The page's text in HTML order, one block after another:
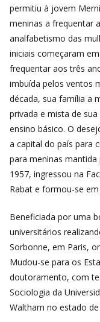
permitiu à jovem
meninas a frequentar
analfabetismo das
iniciais começaram
frequentar aos três
imbuída pelos ventos
década, sua família a
privada e mista de
ensino básico. O
a capital do país para
para meninas
1957, ingressou na
Rabat e formou-se em
Beneficiada por uma
universitários
Sorbonne, em Paris,
Mudou-se para os
doutoramento, com
Sociologia da
Waltham no estado